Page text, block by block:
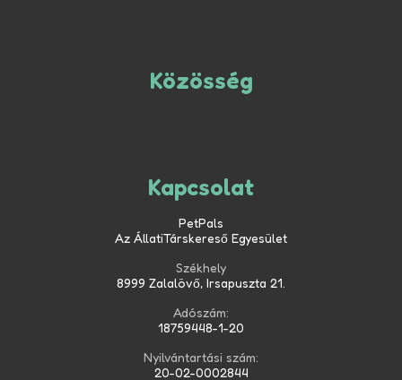
Közösség
Kapcsolat
PetPals
Az ÁllatiTárskereső Egyesület
Székhely
8999 Zalalövő, Irsapuszta 21.
Adószám:
18759448-1-20
Nyilvántartási szám:
20-02-0002844